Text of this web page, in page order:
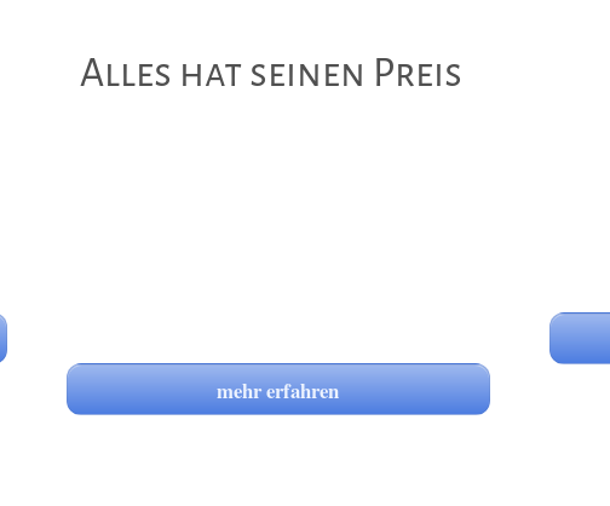
Alles hat seinen Preis
mehr erfahren